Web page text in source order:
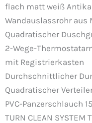
flach matt weiß
Wandauslassrohr aus
Quadratischer
2-Wege-
mit Registrierkasten
Durchschnittlicher
Quadratischer
PVC-Panzerschlauch
TURN CLEAN